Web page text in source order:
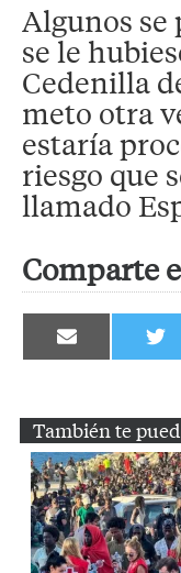
Algunos se
se le
Cedenilla
meto otra
estaría
riesgo que
llamado
Comparte
Compartir
en en
También te